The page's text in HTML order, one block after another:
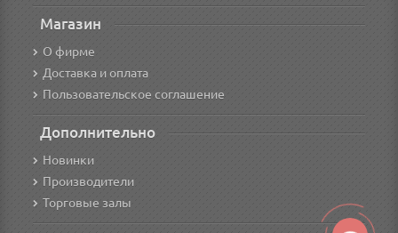
Магазин
О фирме
Доставка и оплата
Пользовательское соглашение
Дополнительно
Новинки
Производители
Торговые залы